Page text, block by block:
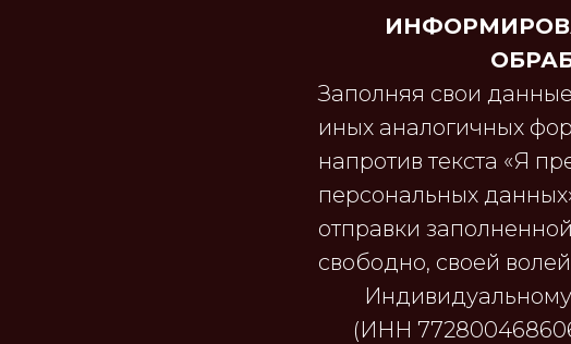
Заполняя свои
иных аналогичных
напротив текста «Я
персональных
отправки
свободно, своей
(ИНН